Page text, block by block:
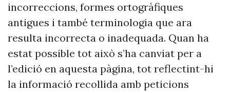
incorreccions, formes ortogràfiques
antigues i també terminologia que ara
resulta incorrecta o inadequada. Quan ha
estat possible tot això s’ha canviat per a
l’edició en aquesta pàgina, tot reflectint-hi
la informació recollida amb peticions